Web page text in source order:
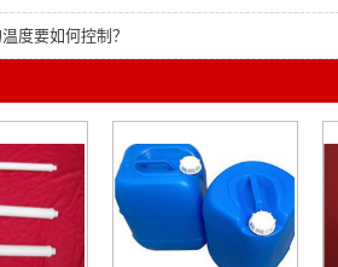
度要如何控制？